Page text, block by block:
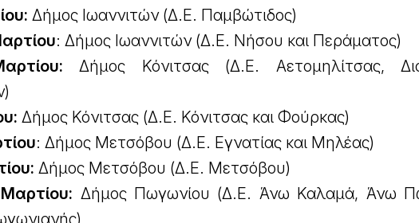
Δήμος Ιωαννιτών (Δ.Ε. Παμβώτιδος)
: Δήμος Ιωαννιτών (Δ.Ε. Νήσου και Περάματος)
Δήμος Κόνιτσας (Δ.Ε. Αετομηλίτσας,
Δήμος Κόνιτσας (Δ.Ε. Κόνιτσας και Φούρκας)
: Δήμος Μετσόβου (Δ.Ε. Εγνατίας και Μηλέας)
Δήμος Μετσόβου (Δ.Ε. Μετσόβου)
Δήμος Πωγωνίου (Δ.Ε. Άνω Καλαμά, Άνω